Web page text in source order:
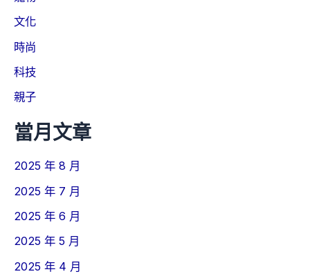
文化
時尚
科技
親子
當月文章
2025 年 8 月
2025 年 7 月
2025 年 6 月
2025 年 5 月
2025 年 4 月